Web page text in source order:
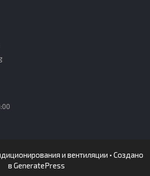
и вентиляции • Создано
в GeneratePress